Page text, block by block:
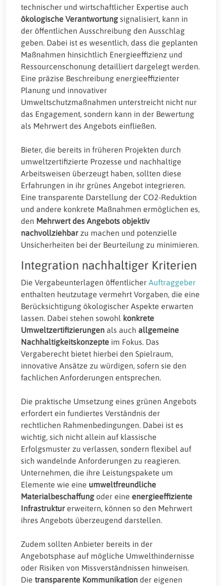
technischer und wirtschaftlicher Expertise auch
ökologische Verantwortung signalisiert, kann in
der öffentlichen Ausschreibung den Ausschlag
geben. Dabei ist es wesentlich, dass die geplanten
Maßnahmen hinsichtlich Energieeffizienz und
Ressourcenschonung detailliert dargelegt werden.
Eine präzise Beschreibung energieeffizienter
Planung und innovativer
Umweltschutzmaßnahmen unterstreicht nicht nur
das Engagement, sondern kann in der Bewertung
als Mehrwert des Angebots einfließen.
Bieter, die bereits in früheren Projekten durch
umweltzertifizierte Prozesse und nachhaltige
Arbeitsweisen überzeugt haben, sollten diese
Erfahrungen in ihr grünes Angebot integrieren.
Eine transparente Darstellung der CO2-Reduktion
und andere konkrete Maßnahmen ermöglichen es,
den Mehrwert des Angebots objektiv
nachvollziehbar zu machen und potenzielle
Unsicherheiten bei der Beurteilung zu minimieren.
Integration nachhaltiger Kriterien
Die Vergabeunterlagen öffentlicher Auftraggeber
enthalten heutzutage vermehrt Vorgaben, die eine
Berücksichtigung ökologischer Aspekte erwarten
lassen. Dabei stehen sowohl konkrete
Umweltzertifizierungen als auch allgemeine
Nachhaltigkeitskonzepte im Fokus. Das
Vergaberecht bietet hierbei den Spielraum,
innovative Ansätze zu würdigen, sofern sie den
fachlichen Anforderungen entsprechen.
Die praktische Umsetzung eines grünen Angebots
erfordert ein fundiertes Verständnis der
rechtlichen Rahmenbedingungen. Dabei ist es
wichtig, sich nicht allein auf klassische
Erfolgsmuster zu verlassen, sondern flexibel auf
sich wandelnde Anforderungen zu reagieren.
Unternehmen, die ihre Leistungspakete um
Elemente wie eine umweltfreundliche
Materialbeschaffung oder eine energieeffiziente
Infrastruktur erweitern, können so den Mehrwert
ihres Angebots überzeugend darstellen.
Zudem sollten Anbieter bereits in der
Angebotsphase auf mögliche Umwelthindernisse
oder Risiken von Missverständnissen hinweisen.
Die transparente Kommunikation der eigenen